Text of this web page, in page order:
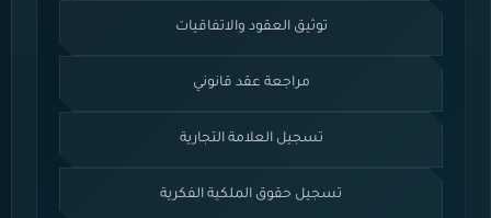
توثيق العقود والاتفاقيات
مراجعة عقد قانوني
تسجيل العلامة التجارية
تسجيل حقوق الملكية الفكرية